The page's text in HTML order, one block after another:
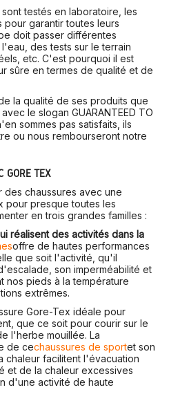
testés en laboratoire, les
pour garantir toutes leurs
doit passer différentes
des tests sur le terrain
etc. C'est pourquoi il est
sûre en termes de qualité et de
la qualité de ses produits que
le slogan GUARANTEED TO
sommes pas satisfaits, ils
ou nous rembourseront notre
GORE TEX
chaussures avec une
pour presque toutes les
en trois grandes familles :
réalisent des activités dans la
offre de hautes performances
que soit l'activité, qu'il
son imperméabilité et
nos pieds à la température
extrêmes.
Gore-Tex idéale pour
que ce soit pour courir sur le
l'herbe mouillée. La
de cechaussures de sportet son
chaleur facilitent l'évacuation
et de la chaleur excessives
d'une activité de haute